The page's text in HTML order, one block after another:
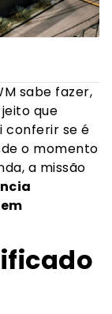
sabe fazer,
que
conferir se é
o momento
a missão